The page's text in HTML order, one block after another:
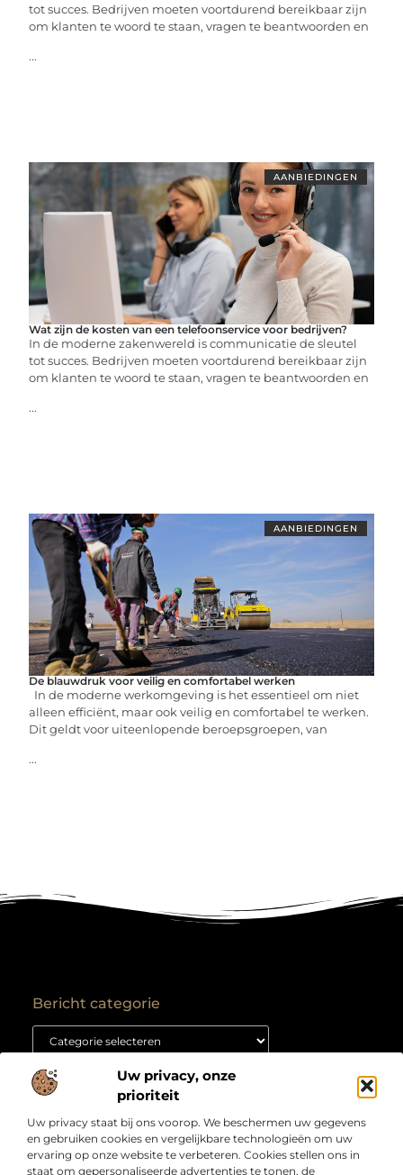
Uw privacy, onze
prioriteit
Uw privacy staat bij ons voorop. We beschermen uw gegevens
en gebruiken cookies en vergelijkbare technologieën om uw
ervaring op onze website te verbeteren. Cookies stellen ons in
staat om gepersonaliseerde advertenties te tonen, de
tot succes. Bedrijven moeten voortdurend bereikbaar zijn
om klanten te woord te staan, vragen te beantwoorden en
...
AANBIEDINGEN
Wat zijn de kosten van een telefoonservice voor bedrijven?
In de moderne zakenwereld is communicatie de sleutel
tot succes. Bedrijven moeten voortdurend bereikbaar zijn
om klanten te woord te staan, vragen te beantwoorden en
...
AANBIEDINGEN
De blauwdruk voor veilig en comfortabel werken
In de moderne werkomgeving is het essentieel om niet
alleen efficiënt, maar ook veilig en comfortabel te werken.
Dit geldt voor uiteenlopende beroepsgroepen, van
...
Over
Bedrijf
“Jouw bron voor slimme inzichten en creatieve
inspiratie”
Onze informatie
Bericht categorie